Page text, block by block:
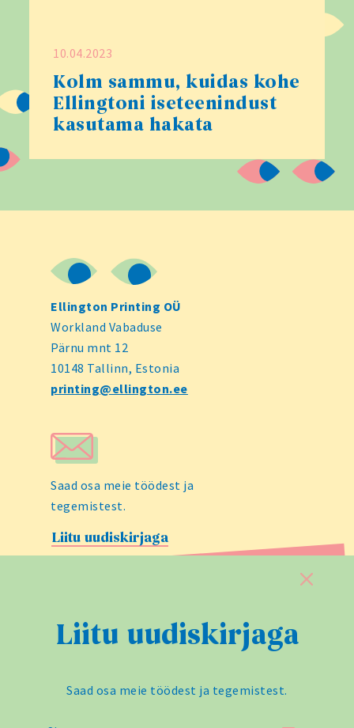
10.04.2023
Kolm sammu, kuidas kohe
Ellingtoni iseteenindust
kasutama hakata
Jaluse navigatsioon
Ellington Printing OÜ
Workland Vabaduse
Pärnu mnt 12
10148 Tallinn, Estonia
printing@ellington.ee
Saad osa meie töödest ja
tegemistest.
Liitu uudiskirjaga
iOnPrinton tarkvaralahendus, mis
Sulge
Liitu uudiskirjaga
Saad osa meie töödest ja tegemistest.